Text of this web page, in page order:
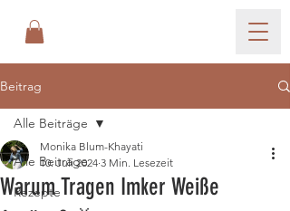
Beitrag
Alle Beiträge
Rezepte
Alle Beiträge
Warum Tragen Imker Weiße
Monika Blum-Khayati
10. Juli 2024 3 Min. Lesezeit